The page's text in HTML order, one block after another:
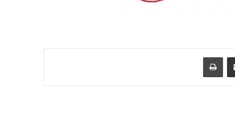
مشاركة عبر البريد طباعة